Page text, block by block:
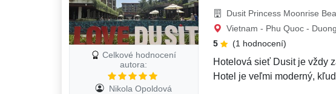
Celkové hodnocení
autora:
Nikola Opoldová
Dusit Princess Moonrise
Vietnam - Phu Quoc -
5
(1 hodnocení)
Hotelová sieť Dusit je vždy
Hotel je veľmi moderný,